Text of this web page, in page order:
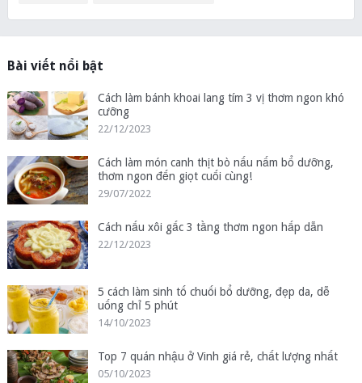
Bài viết nổi bật
Cách làm bánh khoai lang tím 3 vị thơm ngon khó
cưỡng
22/12/2023
Cách làm món canh thịt bò nấu nấm bổ dưỡng,
thơm ngon đến giọt cuối cùng!
29/07/2022
Cách nấu xôi gấc 3 tầng thơm ngon hấp dẫn
22/12/2023
5 cách làm sinh tố chuối bổ dưỡng, đẹp da, dễ
uống chỉ 5 phút
14/10/2023
Top 7 quán nhậu ở Vinh giá rẻ, chất lượng nhất
05/10/2023